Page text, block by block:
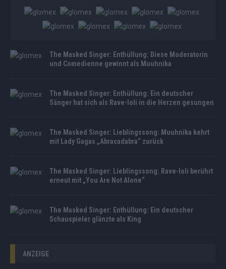
The Masked Singer: Enthüllung: Diese Moderatorin
und Comedienne gewinnt als Muuhnika
The Masked Singer: Enthüllung: Ein deutscher
Sänger hat sich als Rave-Ioli in die Herzen gesungen
The Masked Singer: Lieblingssong: Muuhnika kehrt
mit Lady Gagas „Abracadabra“ zurück
The Masked Singer: Lieblingssong: Rave-Ioli berührt
erneut mit „You Are Not Alone“
The Masked Singer: Enthüllung: Ein deutscher
Schauspieler glänzte als King
ANZEIGE